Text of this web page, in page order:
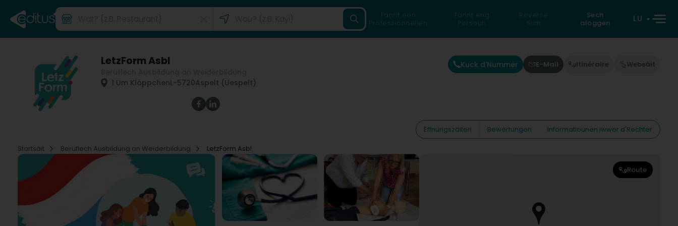
Fannt een
Professionnellen
Fannt eng
Persoun
Reverse
Sich
Sech
aloggen
LU
LetzForm Asbl
1 Um KläppchenL-5720Aspelt (Uespelt)
Kuck d'Nummer E-Mail Itinéraire Websäit
Ëffnungszäiten Bewertungen
Informatiounen iwwer d'Rechter
Startsäit
Beruflech Ausbildung an Weiderbildung LetzForm Asbl
Route